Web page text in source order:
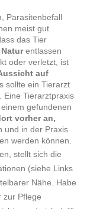
Parasitenbefall
meist gut
das Tier
entlassen
oder verletzt, ist
auf
sollte ein Tierarzt
Eine Tierarztpraxis
gefundenen
vorher an,
und in der Praxis
werden können.
stellt sich die
(siehe Links
Nähe. Habe
zur Pflege